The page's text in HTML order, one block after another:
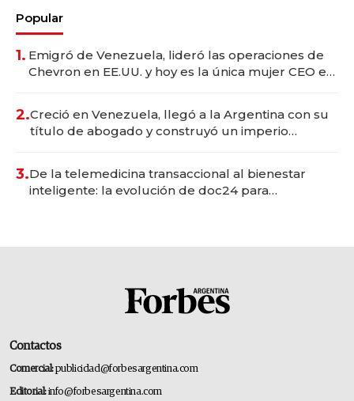
Popular
1. Emigró de Venezuela, lideró las operaciones de
Chevron en EE.UU. y hoy es la única mujer CEO en
2.Creció en Venezuela, llegó a la Argentina con su
título de abogado y construyó un imperio
3.De la telemedicina transaccional al bienestar
inteligente: la evolución de doc24 para
Contactos
Comercial:publicidad@forbesargentina.com
Editorial:info@forbesargentina.com